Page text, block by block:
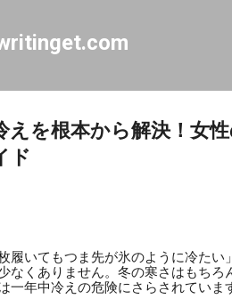
えを根本から解決！女
ド
枚履いてもつま先が氷のように冷た
なくありません。冬の寒さはもち
一年中冷えの危険にさらされていま